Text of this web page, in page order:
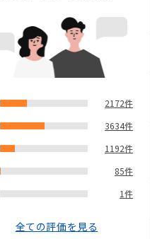
2172件
3634件
1192件
85件
1件
全ての評価を見る